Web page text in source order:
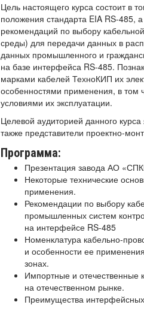
Цель настоящего курса состоит в
положения стандарта EIA RS-485,
рекомендаций по выбору
среды) для передачи данных в
данных промышленного и
на базе интерфейса RS-485.
марками кабелей ТехноКИП их
особенностями применения, в том
условиями их эксплуатации.
Целевой аудиторией данного
также представители проектно-
Программа:
Презентация завода АО
Некоторые технические
применения.
Рекомендации по выбору
промышленных систем
на интерфейсе RS-485
Номенклатура кабельно-
и особенности ее
зонах.
Импортные и отечественные
на отечественном рынке.
Преимущества